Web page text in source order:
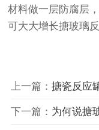
材料做一层防腐层
可大大增长搪玻璃
上一篇： 搪瓷反应
下一篇： 为何说搪